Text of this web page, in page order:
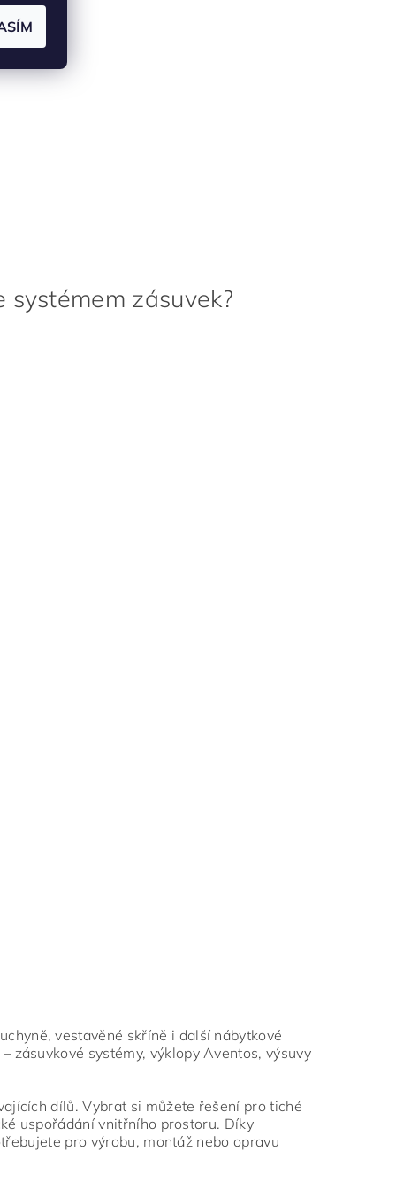
systémem zásuvek?
vestavěné skříně i další nábytkové
zásuvkové systémy, výklopy Aventos, výsuvy
dílů. Vybrat si můžete řešení pro tiché
uspořádání vnitřního prostoru. Díky
pro výrobu, montáž nebo opravu